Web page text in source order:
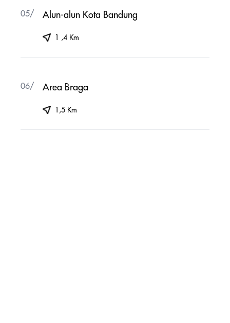
05/ Alun-alun Kota Bandung
1 ,4 Km
06/ Area Braga
1,5 Km